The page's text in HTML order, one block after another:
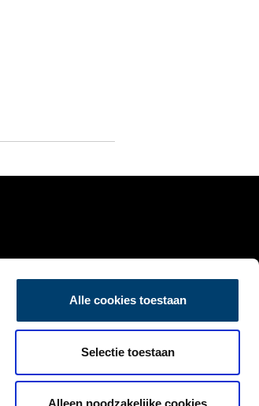
Alle cookies toestaan
Selectie toestaan
Alleen noodzakelijke cookies